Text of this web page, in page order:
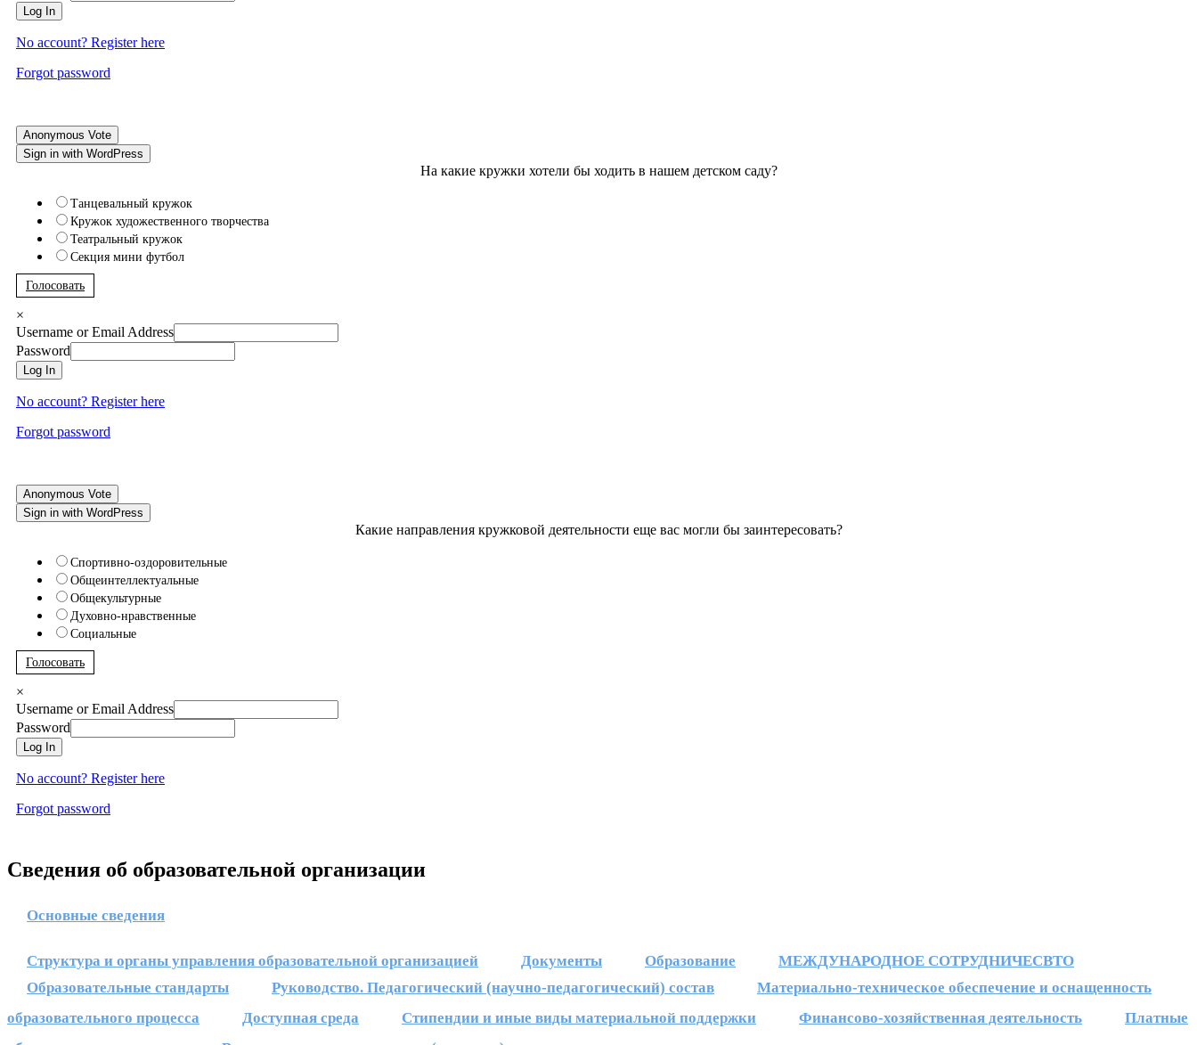
Log In
No account? Register here
Forgot password
Anonymous Vote
Sign in with WordPress
На какие кружки хотели бы ходить в нашем детском саду?
Танцевальный кружок
Кружок художественного творчества
Театральный кружок
Секция мини футбол
Голосовать
×
Username or Email Address
Password
Log In
No account? Register here
Forgot password
Anonymous Vote
Sign in with WordPress
Какие направления кружковой деятельности еще вас могли бы заинтересовать?
Спортивно-оздоровительные
Общеинтеллектуальные
Общекультурные
Духовно-нравственные
Социальные
Голосовать
×
Username or Email Address
Password
Log In
No account? Register here
Forgot password
Сведения об образовательной организации
Основные сведения
Структура и органы управления образовательной организацией Документы Образование
МЕЖДУНАРОДНОЕ СОТРУДНИЧЕСВТО
Образовательные стандарты
Руководство. Педагогический (научно-педагогический) состав
Материально-техническое обеспечение и оснащенность
образовательного процесса
Доступная среда Стипендии и иные виды материальной поддержки Финансово-хозяйственная деятельность
Платные